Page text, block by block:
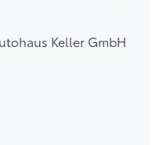
Keller GmbH